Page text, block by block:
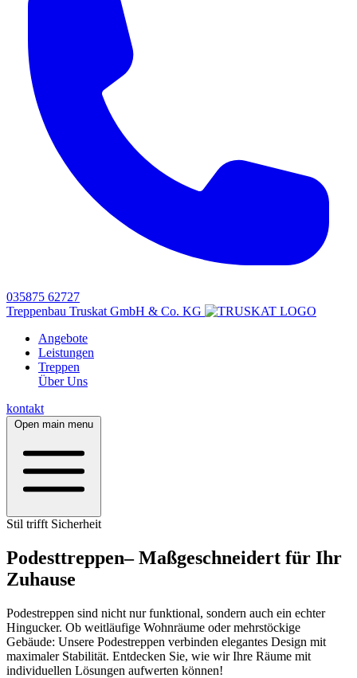
035875 62727
Treppenbau Truskat GmbH & Co. KG
Angebote
Leistungen
Treppen
Über Uns
kontakt
Open main menu
Stil trifft Sicherheit
Podesttreppen– Maßgeschneidert für Ihr
Zuhause
Podestreppen sind nicht nur funktional, sondern auch ein echter
Hingucker. Ob weitläufige Wohnräume oder mehrstöckige
Gebäude: Unsere Podestreppen verbinden elegantes Design mit
maximaler Stabilität. Entdecken Sie, wie wir Ihre Räume mit
individuellen Lösungen aufwerten können!